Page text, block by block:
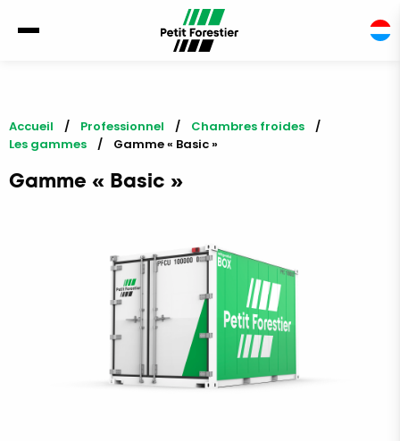
Accueil Professionnel
Chambres froides
Les gammes
Current:
Gamme « Basic »
Gamme « Basic »